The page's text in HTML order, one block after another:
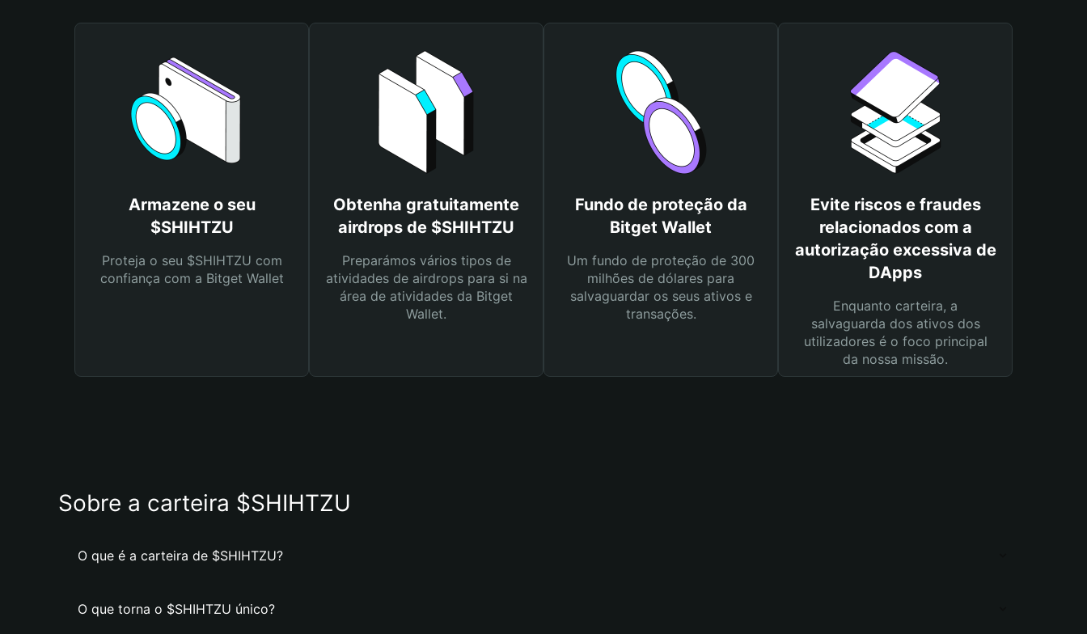
Armazene o seu
$SHIHTZU
Proteja o seu $SHIHTZU com
confiança com a Bitget Wallet
Obtenha gratuitamente
airdrops de $SHIHTZU
Preparámos vários tipos de
atividades de airdrops para si na
área de atividades da Bitget
Wallet.
Fundo de proteção da
Bitget Wallet
Um fundo de proteção de 300
milhões de dólares para
salvaguardar os seus ativos e
transações.
Evite riscos e fraudes
relacionados com a
autorização excessiva de
DApps
Enquanto carteira, a
salvaguarda dos ativos dos
utilizadores é o foco principal
da nossa missão.
Sobre a carteira $SHIHTZU
O que é a carteira de $SHIHTZU?
O que torna o $SHIHTZU único?